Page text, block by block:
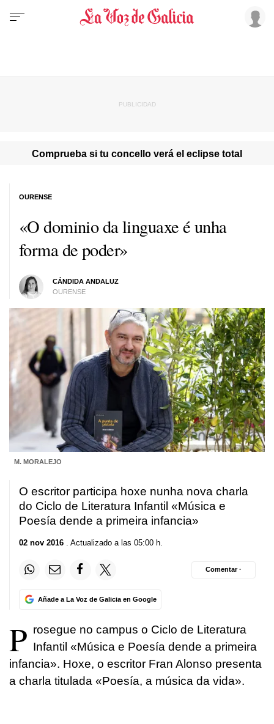
Comprueba si tu concello verá el eclipse total
«O dominio da linguaxe é unha
forma de poder»
CÁNDIDA ANDALUZ
OURENSE
OURENSE
M. MORALEJO
O escritor participa hoxe nunha nova charla
do Ciclo de Literatura Infantil «Música e
Poesía dende a primeira infancia»
02 nov 2016 . Actualizado a las 05:00 h.
Añade a La Voz de Galicia en Google
Comentar ·
P rosegue no campus o Ciclo de Literatura
Infantil «Música e Poesía dende a primeira
infancia». Hoxe, o escritor Fran Alonso presenta
a charla titulada «Poesía, a música da vida».